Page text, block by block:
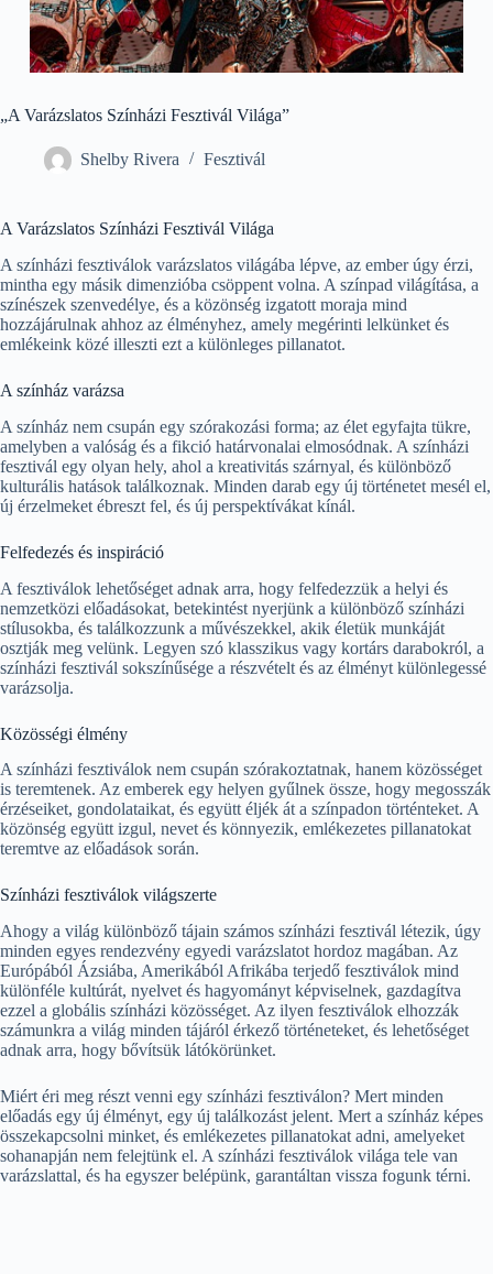
„A Varázslatos Színházi Fesztivál Világa”
Shelby Rivera Fesztivál
A Varázslatos Színházi Fesztivál Világa
A színházi fesztiválok varázslatos világába lépve, az ember úgy érzi,
mintha egy másik dimenzióba csöppent volna. A színpad világítása, a
színészek szenvedélye, és a közönség izgatott moraja mind
hozzájárulnak ahhoz az élményhez, amely megérinti lelkünket és
emlékeink közé illeszti ezt a különleges pillanatot.
A színház varázsa
A színház nem csupán egy szórakozási forma; az élet egyfajta tükre,
amelyben a valóság és a fikció határvonalai elmosódnak. A színházi
fesztivál egy olyan hely, ahol a kreativitás szárnyal, és különböző
kulturális hatások találkoznak. Minden darab egy új történetet mesél el,
új érzelmeket ébreszt fel, és új perspektívákat kínál.
Felfedezés és inspiráció
A fesztiválok lehetőséget adnak arra, hogy felfedezzük a helyi és
nemzetközi előadásokat, betekintést nyerjünk a különböző színházi
stílusokba, és találkozzunk a művészekkel, akik életük munkáját
osztják meg velünk. Legyen szó klasszikus vagy kortárs darabokról, a
színházi fesztivál sokszínűsége a részvételt és az élményt különlegessé
varázsolja.
Közösségi élmény
A színházi fesztiválok nem csupán szórakoztatnak, hanem közösséget
is teremtenek. Az emberek egy helyen gyűlnek össze, hogy megosszák
érzéseiket, gondolataikat, és együtt éljék át a színpadon történteket. A
közönség együtt izgul, nevet és könnyezik, emlékezetes pillanatokat
teremtve az előadások során.
Színházi fesztiválok világszerte
Ahogy a világ különböző tájain számos színházi fesztivál létezik, úgy
minden egyes rendezvény egyedi varázslatot hordoz magában. Az
Európából Ázsiába, Amerikából Afrikába terjedő fesztiválok mind
különféle kultúrát, nyelvet és hagyományt képviselnek, gazdagítva
ezzel a globális színházi közösséget. Az ilyen fesztiválok elhozzák
számunkra a világ minden tájáról érkező történeteket, és lehetőséget
adnak arra, hogy bővítsük látókörünket.
Miért éri meg részt venni egy színházi fesztiválon? Mert minden
előadás egy új élményt, egy új találkozást jelent. Mert a színház képes
összekapcsolni minket, és emlékezetes pillanatokat adni, amelyeket
sohanapján nem felejtünk el. A színházi fesztiválok világa tele van
varázslattal, és ha egyszer belépünk, garantáltan vissza fogunk térni.